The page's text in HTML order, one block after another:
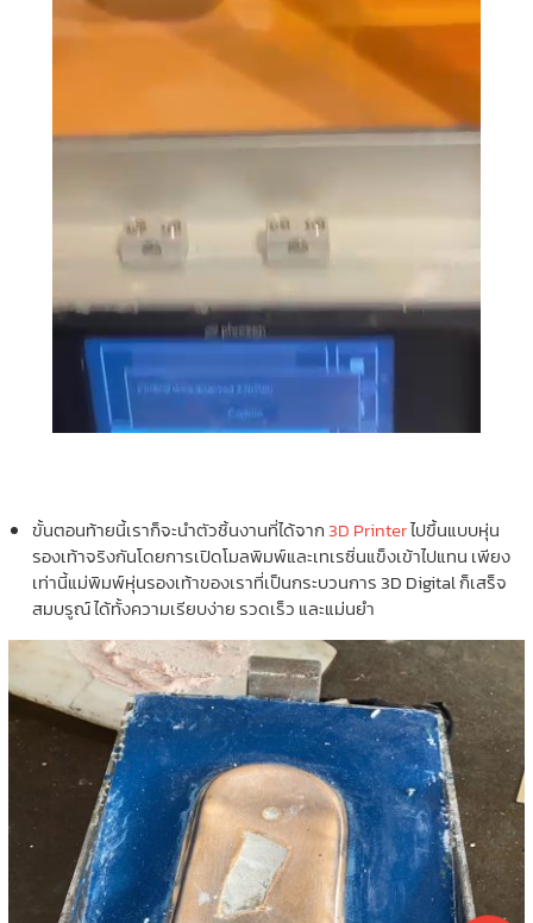
ขั้นตอนท้ายนี้เราก็จะนำตัวชิ้นงานที่ได้จาก3D Printerไปขึ้นแบบหุ่น
รองเท้าจริงกันโดยการเปิดโมลพิมพ์และเทเรซิ่นแข็งเข้าไปแทน เพียง
เท่านี้แม่พิมพ์หุ่นรองเท้าของเราที่เป็นกระบวนการ 3D Digital ก็เสร็จ
สมบรูณ์ ได้ทั้งความเรียบง่าย รวดเร็ว และแม่นยำ